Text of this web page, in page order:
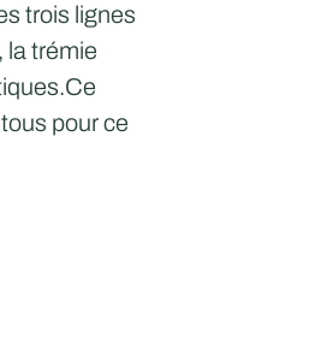
trois lignes
la trémie
pour ce